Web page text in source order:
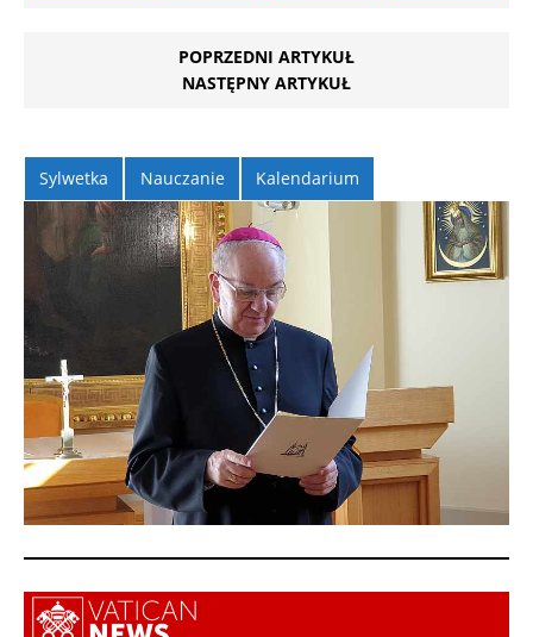
POPRZEDNI ARTYKUŁ
NASTĘPNY ARTYKUŁ
Sylwetka Nauczanie Kalendarium